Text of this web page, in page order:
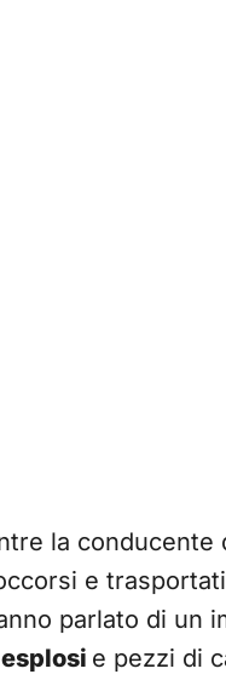
la conducente
e trasportati
parlato di un
esplosi e pezzi di